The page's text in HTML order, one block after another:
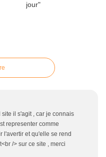
il s'agit , car je connais
representer comme
l'avertir et qu'elle se rend
/> sur ce site , merci